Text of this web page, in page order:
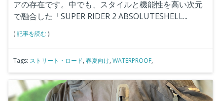
アの存在です。中でも、スタイルと機能性を高い次元
で融合した「SUPER RIDER 2 ABSOLUTESHELL...
(記事を読む)
Tags: ストリート・ロード, 春夏向け, WATERPROOF,